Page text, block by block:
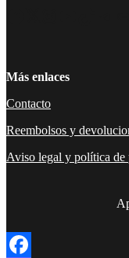
Más enlaces
Contacto
Reembolsos y
Aviso legal y política de